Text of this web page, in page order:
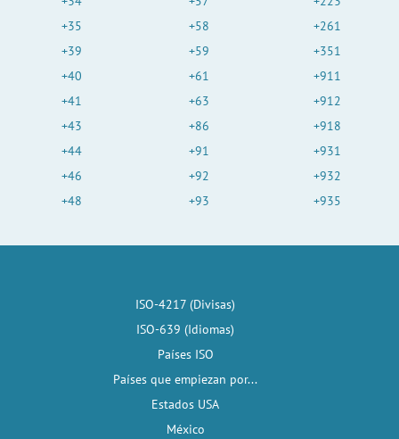
+35
+39
+40
+41
+43
+44
+46
+48
+58
+59
+61
+63
+86
+91
+92
+93
+261
+351
+911
+912
+918
+931
+932
+935
ISO-4217 (Divisas)
ISO-639 (Idiomas)
Países ISO
Países que empiezan por...
Estados USA
México